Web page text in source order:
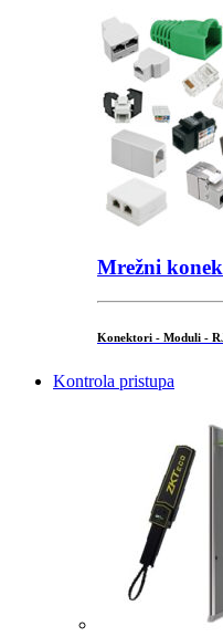
Mrežni
Konektori - Moduli -
Kontrola pristupa